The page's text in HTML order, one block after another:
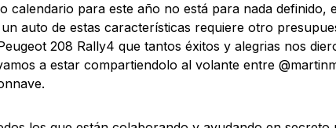
calendario para este año no está para nada definido,
auto de estas características requiere otro
208 Rally4 que tantos éxitos y alegrias nos
a estar compartiendolo al volante entre